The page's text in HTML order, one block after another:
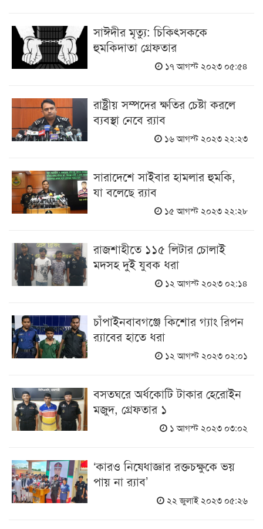
সাঈদীর মৃত্যু: চিকিৎসককে
হুমকিদাতা গ্রেফতার
১৭ আগস্ট ২০২৩ ০৫:৫৪
রাষ্ট্রীয় সম্পদের ক্ষতির চেষ্টা করলে
ব্যবস্থা নেবে র‌্যাব
১৬ আগস্ট ২০২৩ ২২:২৩
সারাদেশে সাইবার হামলার হুমকি,
যা বলেছে র‍্যাব
১৫ আগস্ট ২০২৩ ২২:২৮
রাজশাহীতে ১১৫ লিটার চোলাই
মদসহ দুই যুবক ধরা
১২ আগস্ট ২০২৩ ০২:১৪
চাঁপাইনবাবগঞ্জে কিশোর গ্যাং রিপন
র‌্যাবের হাতে ধরা
১২ আগস্ট ২০২৩ ০২:০১
বসতঘরে অর্ধকোটি টাকার হেরোইন
মজুদ, গ্রেফতার ১
১ আগস্ট ২০২৩ ০৩:০২
‘কারও নিষেধাজ্ঞার রক্তচক্ষুকে ভয়
পায় না র‍্যাব’
২২ জুলাই ২০২৩ ০৫:২৬